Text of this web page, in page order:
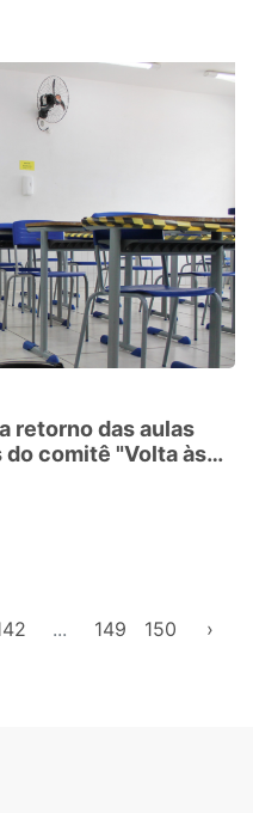
retorno das aulas
comitê "Volta às
... 149 150 ›